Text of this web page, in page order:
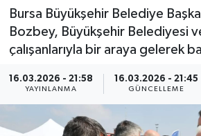
Bursa Büyükşehir Belediye
Bozbey, Büyükşehir Belediyesi
çalışanlarıyla bir araya gelerek
16.03.2026 - 21:58
YAYINLANMA
16.03.2026 - 21:45
GÜNCELLEME
Haber Arşivi